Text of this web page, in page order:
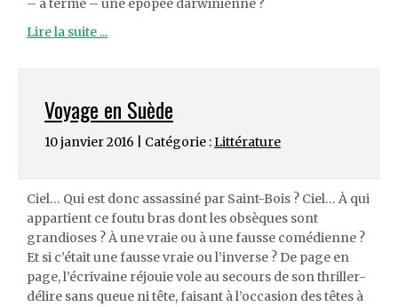
– à terme – une épopée darwinienne ?
Lire la suite ...
Voyage en Suède
10 janvier 2016 | Catégorie :Littérature
Ciel… Qui est donc assassiné par Saint-Bois ? Ciel… À qui
appartient ce foutu bras dont les obsèques sont
grandioses ? À une vraie ou à une fausse comédienne ?
Et si c’était une fausse vraie ou l’inverse ? De page en
page, l’écrivaine réjouie vole au secours de son thriller-
délire sans queue ni tête, faisant à l’occasion des têtes à